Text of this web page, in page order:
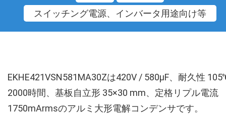
スイッチング電源、インバータ用途向け等
EKHE421VSN581MA30Zは420V / 580µF、耐久性
2000時間、基板自立形 35×30 mm、定格リプル電流
1750mArmsのアルミ大形電解コンデンサです。